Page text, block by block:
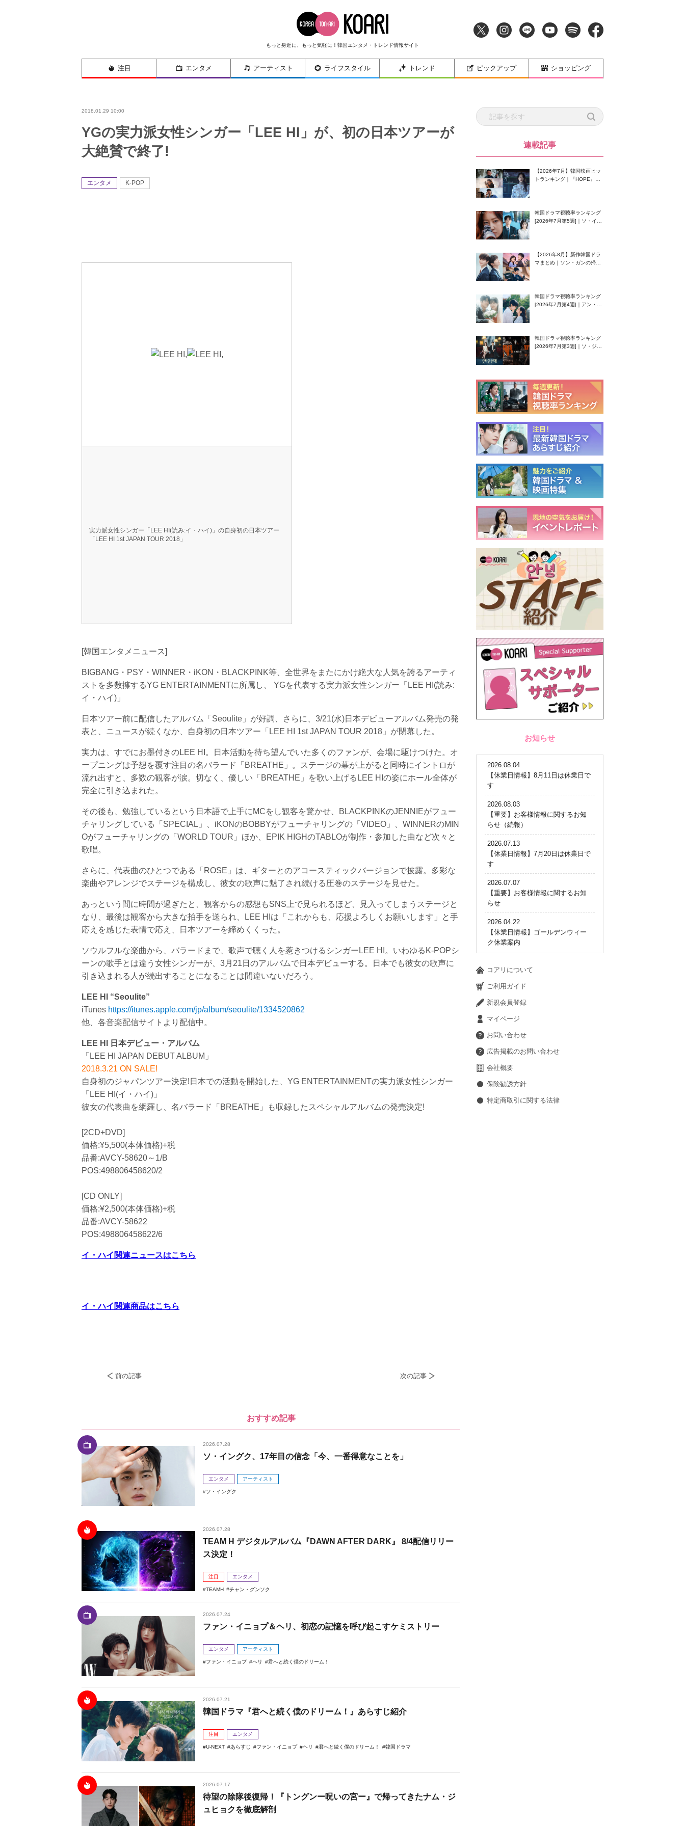
もっと身近に、もっと気軽に！韓国エンタメ・トレンド情報サイト
注目 エンタメ アーティスト ライフスタイル トレンド ピックアップ ショッピング
2018.01.29 10:00
YGの実力派女性シンガー「LEE HI」が、初の日本ツアーが
大絶賛で終了!
エンタメ K-POP
実力派女性シンガー「LEE HI(読み:イ・ハイ)」の自身初の日本ツアー
「LEE HI 1st JAPAN TOUR 2018」
[韓国エンタメニュース]
BIGBANG・PSY・WINNER・iKON・BLACKPINK等、全世界をまたにかけ絶大な人気を誇るアーティ
ストを多数擁するYG ENTERTAINMENTに所属し、 YGを代表する実力派女性シンガー「LEE HI(読み:
イ・ハイ)」
日本ツアー前に配信したアルバム「Seoulite」が好調、さらに、3/21(水)日本デビューアルバム発売の発
表と、ニュースが続くなか、自身初の日本ツアー「LEE HI 1st JAPAN TOUR 2018」が閉幕した。
実力は、すでにお墨付きのLEE HI。日本活動を待ち望んでいた多くのファンが、会場に駆けつけた。オ
ープニングは予想を覆す注目の名バラード「BREATHE」。ステージの幕が上がると同時にイントロが
流れ出すと、多数の観客が涙。切なく、優しい「BREATHE」を歌い上げるLEE HIの姿にホール全体が
完全に引き込まれた。
その後も、勉強しているという日本語で上手にMCをし観客を驚かせ、BLACKPINKのJENNIEがフュー
チャリングしている「SPECIAL」、iKONのBOBBYがフューチャリングの「VIDEO」、WINNERのMIN
Oがフューチャリングの「WORLD TOUR」ほか、EPIK HIGHのTABLOが制作・参加した曲など次々と
歌唱。
さらに、代表曲のひとつである「ROSE」は、ギターとのアコースティックバージョンで披露。多彩な
楽曲やアレンジでステージを構成し、彼女の歌声に魅了され続ける圧巻のステージを見せた。
あっという間に時間が過ぎたと、観客からの感想もSNS上で見られるほど、見入ってしまうステージと
なり、最後は観客から大きな拍手を送られ、LEE HIは「これからも、応援よろしくお願いします」と手
応えを感じた表情で応え、日本ツアーを締めくくった。
ソウルフルな楽曲から、バラードまで、歌声で聴く人を惹きつけるシンガーLEE HI。いわゆるK-POPシ
ーンの歌手とは違う女性シンガーが、3月21日のアルバムで日本デビューする。日本でも彼女の歌声に
引き込まれる人が続出することになることは間違いないだろう。
LEE HI “Seoulite”
iTunes https://itunes.apple.com/jp/album/seoulite/1334520862
他、各音楽配信サイトより配信中。
LEE HI 日本デビュー・アルバム
「LEE HI JAPAN DEBUT ALBUM」
2018.3.21 ON SALE!
自身初のジャパンツアー決定!日本での活動を開始した、YG ENTERTAINMENTの実力派女性シンガー
「LEE HI(イ・ハイ)」
彼女の代表曲を網羅し、名バラード「BREATHE」も収録したスペシャルアルバムの発売決定!
[2CD+DVD]
価格:¥5,500(本体価格)+税
品番:AVCY-58620～1/B
POS:498806458620/2
[CD ONLY]
価格:¥2,500(本体価格)+税
品番:AVCY-58622
POS:498806458622/6
イ・ハイ関連ニュースはこちら
イ・ハイ関連商品はこちら
前の記事 次の記事
おすすめ記事
2026.07.28
ソ・イングク、17年目の信念「今、一番得意なことを」
エンタメ アーティスト
ソ・イングク
2026.07.28
TEAM H デジタルアルバム『DAWN AFTER DARK』 8/4配信リリー
ス決定！
注目 エンタメ
TEAMH チャン・グンソク
2026.07.24
ファン・イニョプ＆ヘリ、初恋の記憶を呼び起こすケミストリー
エンタメ アーティスト
ファン・イニョプ ヘリ 君へと続く僕のドリーム！
2026.07.21
韓国ドラマ『君へと続く僕のドリーム！』あらすじ紹介
注目 エンタメ
U-NEXT あらすじ ファン・イニョプ ヘリ 君へと続く僕のドリーム！ 韓国ドラマ
2026.07.17
待望の除隊後復帰！『トングンー呪いの宮ー』で帰ってきたナム・ジ
ュヒョクを徹底解剖
連載記事
【2026年7月】韓国映画ヒッ
トランキング｜『HOPE』が
韓国ドラマ視聴率ランキング
[2026年7月第5週]｜ソ・イン
【2026年8月】新作韓国ドラ
マまとめ｜ソン・ガンの帰
韓国ドラマ視聴率ランキング
[2026年7月第4週]｜アン・ヒ
韓国ドラマ視聴率ランキング
[2026年7月第3週]｜ソ・ジソ
お知らせ
2026.08.04
【休業日情報】8月11日は休業日で
す
2026.08.03
【重要】お客様情報に関するお知
らせ（続報）
2026.07.13
【休業日情報】7月20日は休業日で
す
2026.07.07
【重要】お客様情報に関するお知
らせ
2026.04.22
【休業日情報】ゴールデンウィー
ク休業案内
コアリについて
ご利用ガイド
新規会員登録
マイページ
お問い合わせ
広告掲載のお問い合わせ
会社概要
保険勧誘方針
特定商取引に関する法律